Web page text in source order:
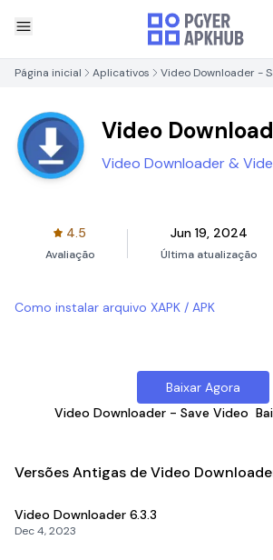
Página inicial Aplicativos Video Downloader -
Video
Video
Video Downloader &
4.5
Avaliação
Jun 19, 2024
Última atualização
Como instalar arquivo XAPK / APK
Baixar Agora
Video Downloader - Save Video
Versões Antigas de Video
Video Downloader 6.3.3
Dec 4, 2023